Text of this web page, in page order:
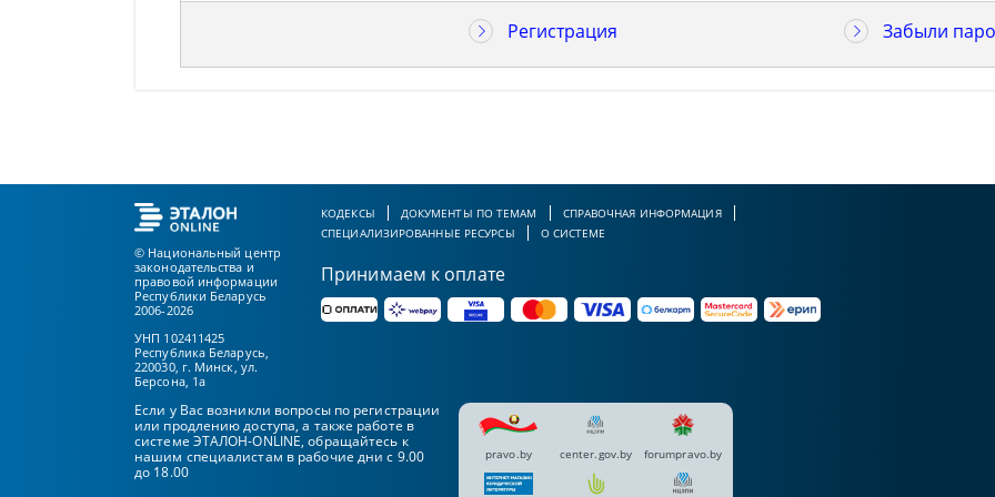
Регистрация Забыли
© Национальный центр
законодательства и
правовой информации
Республики Беларусь
2006-2026
УНП 102411425
Республика Беларусь,
220030, г. Минск, ул.
Берсона, 1а
КОДЕКСЫ ДОКУМЕНТЫ ПО ТЕМАМ
СПРАВОЧНАЯ ИНФОРМАЦИЯ
СПЕЦИАЛИЗИРОВАННЫЕ РЕСУРСЫ
О СИСТЕМЕ
Принимаем к оплате
Если у Вас возникли вопросы по регистрации
или продлению доступа, а также работе в
системе ЭТАЛОН-ONLINE, обращайтесь к
нашим специалистам в рабочие дни с 9.00
до 18.00
pravo.by center.gov.by forumpravo.by